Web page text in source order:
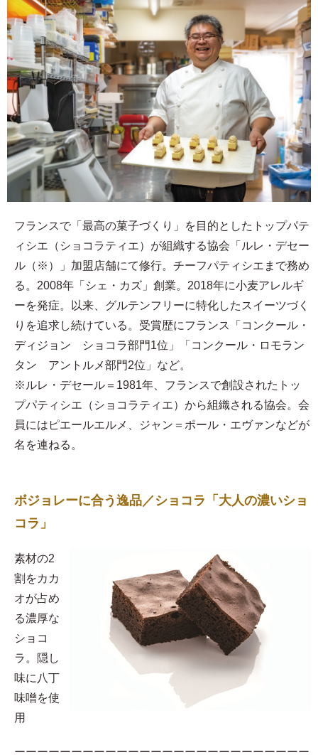
フランスで「最高の菓子づくり」を目的としたトップパテ
ィシエ（ショコラティエ）が組織する協会「ルレ・デセー
ル（※）」加盟店舗にて修行。チーフパティシエまで務め
る。2008年「シェ・カズ」創業。2018年に小麦アレルギ
ーを発症。以来、グルテンフリーに特化したスイーツづく
りを追求し続けている。受賞歴にフランス「コンクール・
ディジョン ショコラ部門1位」「コンクール・ロモラン
タン アントルメ部門2位」など。
※ルレ・デセール＝1981年、フランスで創設されたトッ
プパティシエ（ショコラティエ）から組織される協会。会
員にはピエールエルメ、ジャン＝ポール・エヴァンなどが
名を連ねる。
ボジョレーに合う逸品／ショコラ「大人の濃いショ
コラ」
素材の2
割をカカ
オが占め
る濃厚な
ショコ
ラ。隠し
味に八丁
味噌を使
用​
ーーーーーーーーーーーーーーーーーーーーーーーーーー